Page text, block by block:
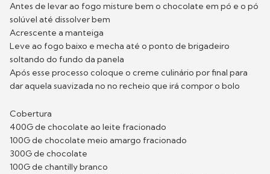
Antes de levar ao fogo misture bem o chocolate em pó e o pó
solúvel até dissolver bem
Acrescente a manteiga
Leve ao fogo baixo e mecha até o ponto de brigadeiro
soltando do fundo da panela
Após esse processo coloque o creme culinário por final para
dar aquela suavizada no no recheio que irá compor o bolo
Cobertura
400G de chocolate ao leite fracionado
100G de chocolate meio amargo fracionado
300G de chocolate
100G de chantilly branco